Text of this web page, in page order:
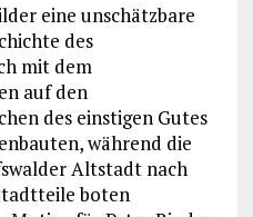
eine unschätzbare
des
mit dem
auf den
des einstigen Gutes
während die
Altstadt nach
boten